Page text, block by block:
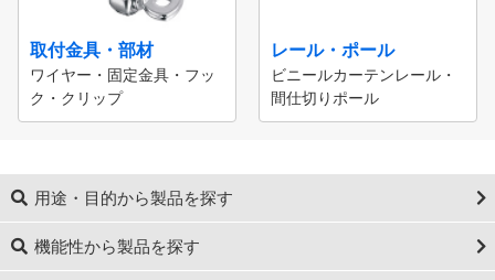
取付金具・部材
ワイヤー・固定金具・フッ
ク・クリップ
レール・ポール
ビニールカーテンレール・
間仕切りポール
用途・目的から製品を探す
機能性から製品を探す